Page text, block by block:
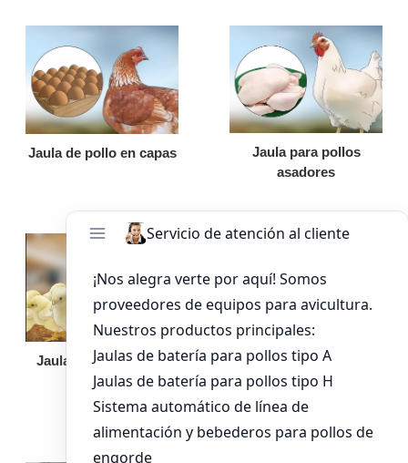
Jaula de pollo en capas
Jaula para pollos
asadores
Jaula de pollo pollita
Bandeja de
alimentación para
pollos de engorde